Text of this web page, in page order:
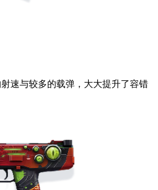
速与较多的载弹，大大提升了容错